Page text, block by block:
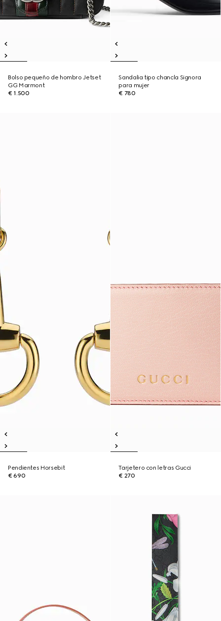
Bolso pequeño de hombro Jetset
GG Marmont
€ 1.500
Sandalia tipo chancla Signora
para mujer
€ 780
Pendientes Horsebit
€ 690
Tarjetero con letras Gucci
€ 270